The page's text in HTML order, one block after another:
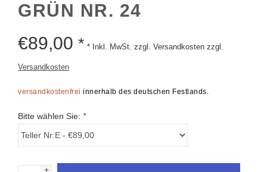
GRÜN NR. 24
€89,00 * * Inkl. MwSt. zzgl. Versandkosten zzgl.
Versandkosten
versandkostenfrei innerhalb des deutschen Festlands.
Bitte wählen Sie: *
+